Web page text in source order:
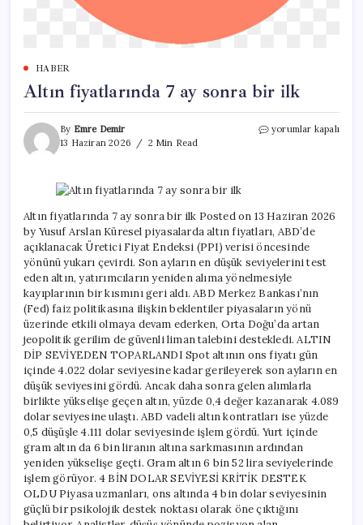
HABER
Altın fiyatlarında 7 ay sonra bir ilk
By Emre Demir
13 Haziran 2026
2 Min Read
Altın
ilk
yorumlar kapalı
Altın fiyatlarında 7 ay sonra bir ilk Posted on 13 Haziran 2026
by Yusuf Arslan Küresel piyasalarda altın fiyatları, ABD’de
açıklanacak Üretici Fiyat Endeksi (PPI) verisi öncesinde
yönünü yukarı çevirdi. Son ayların en düşük seviyelerini test
eden altın, yatırımcıların yeniden alıma yönelmesiyle
kayıplarının bir kısmını geri aldı. ABD Merkez Bankası’nın
(Fed) faiz politikasına ilişkin beklentiler piyasaların yönü
üzerinde etkili olmaya devam ederken, Orta Doğu’da artan
jeopolitik gerilim de güvenli liman talebini destekledi. ALTIN
DİP SEVİYEDEN TOPARLANDI Spot altının ons fiyatı gün
içinde 4.022 dolar seviyesine kadar gerileyerek son ayların en
düşük seviyesini gördü. Ancak daha sonra gelen alımlarla
birlikte yükselişe geçen altın, yüzde 0,4 değer kazanarak 4.089
dolar seviyesine ulaştı. ABD vadeli altın kontratları ise yüzde
0,5 düşüşle 4.111 dolar seviyesinde işlem gördü. Yurt içinde
gram altın da 6 bin liranın altına sarkmasının ardından
yeniden yükselişe geçti. Gram altın 6 bin 52 lira seviyelerinde
işlem görüyor. 4 BİN DOLAR SEVİYESİ KRİTİK DESTEK
OLDU Piyasa uzmanları, ons altında 4 bin dolar seviyesinin
güçlü bir psikolojik destek noktası olarak öne çıktığını